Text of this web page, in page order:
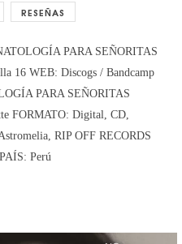
RESEÑAS
PARA SEÑORITAS
16 WEB: Discogs / Bandcamp
PARA SEÑORITAS
FORMATO: Digital, CD,
RIP OFF RECORDS
Perú